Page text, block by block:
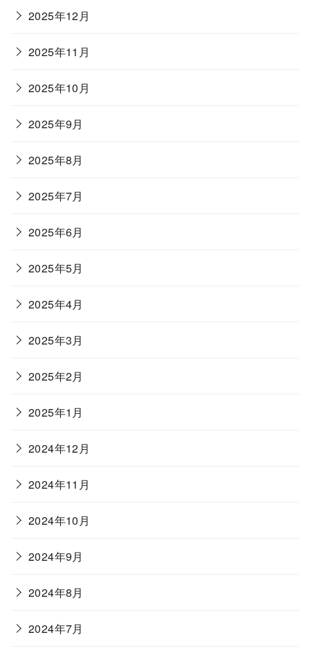
2025年12月
2025年11月
2025年10月
2025年9月
2025年8月
2025年7月
2025年6月
2025年5月
2025年4月
2025年3月
2025年2月
2025年1月
2024年12月
2024年11月
2024年10月
2024年9月
2024年8月
2024年7月